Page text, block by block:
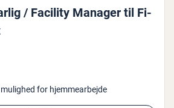
/ Facility Manager til Fi­
for hjemmearbejde